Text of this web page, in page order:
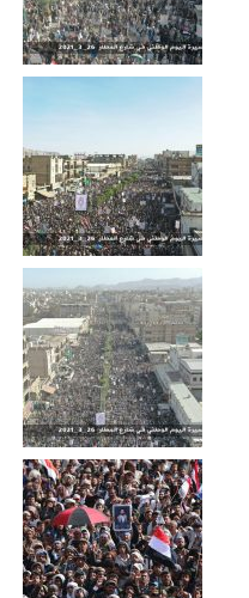
الشعبية من
الوطني للصمود
تعز – رسائل
بمناسبة
الجوف –
الظهرة
قادمون في
1443هـ
حشود
وعدد من
اليوم الوطني
الرئيس